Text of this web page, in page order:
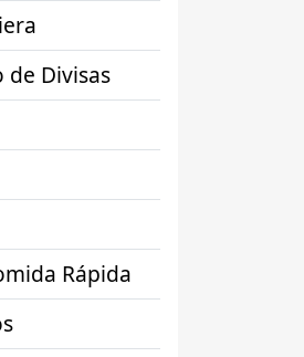
de Divisas
Rápida